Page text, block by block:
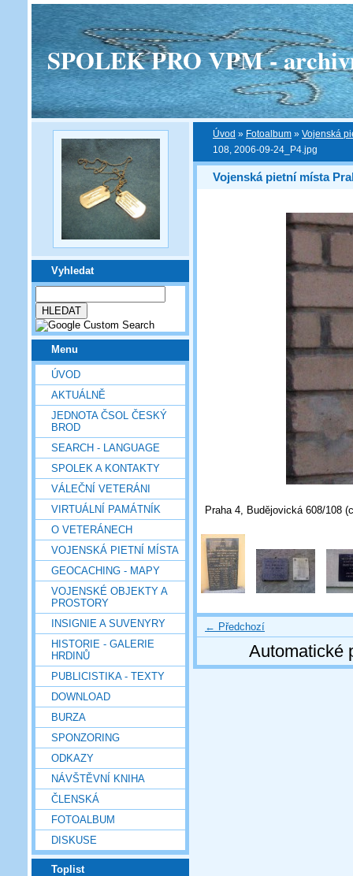
SPOLEK PRO VPM -
Vyhledat
Menu
ÚVOD
AKTUÁLNĚ
JEDNOTA ČSOL ČESKÝ
BROD
SEARCH - LANGUAGE
SPOLEK A KONTAKTY
VÁLEČNÍ VETERÁNI
VIRTUÁLNÍ PAMÁTNÍK
O VETERÁNECH
VOJENSKÁ PIETNÍ MÍSTA
GEOCACHING - MAPY
VOJENSKÉ OBJEKTY A
PROSTORY
INSIGNIE A SUVENYRY
HISTORIE - GALERIE
HRDINŮ
PUBLICISTIKA - TEXTY
DOWNLOAD
BURZA
SPONZORING
ODKAZY
NÁVŠTĚVNÍ KNIHA
ČLENSKÁ
FOTOALBUM
DISKUSE
Toplist
Úvod » Fotoalbum » Vojenská
108, 2006-09-24_P4.jpg
Vojenská pietní místa
Praha 4, Budějovická 608/108
← Předchozí
Automatické